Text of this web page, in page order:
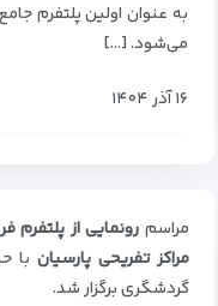
به عنوان اولین پلتفرم
می‌شود. […]
۱۶ آذر ۱۴۰۴
مراسم رونمایی از
مراکز تفریحی پارسیان با
گردشگری برگزار شد.